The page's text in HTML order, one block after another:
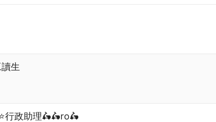
生
行政助理🛵🛵ro🛵